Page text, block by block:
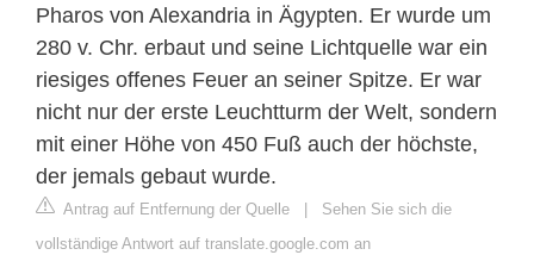
Pharos von Alexandria in Ägypten. Er wurde um
280 v. Chr. erbaut und seine Lichtquelle war ein
riesiges offenes Feuer an seiner Spitze. Er war
nicht nur der erste Leuchtturm der Welt, sondern
mit einer Höhe von 450 Fuß auch der höchste,
der jemals gebaut wurde.
Antrag auf Entfernung der Quelle | Sehen Sie sich die
vollständige Antwort auf translate.google.com an